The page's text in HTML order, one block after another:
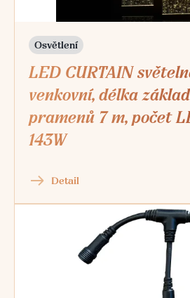
Osvětlení
LED CURTAIN
venkovní, délka
pramenů 7 m, počet
143W
Detail